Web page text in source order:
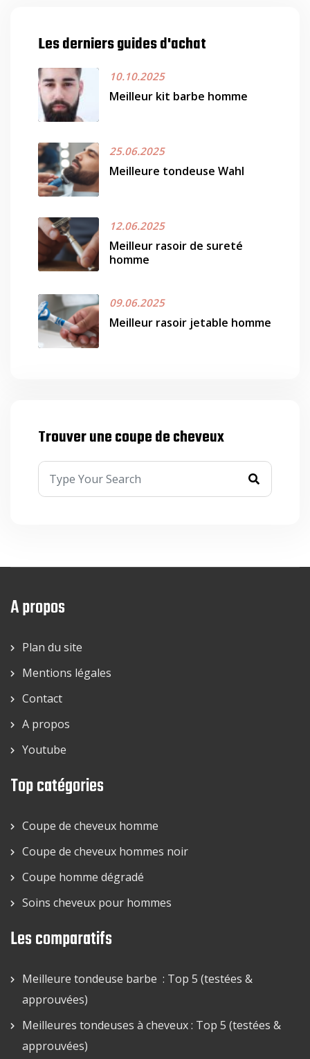
Les derniers guides d'achat
10.10.2025
Meilleur kit barbe homme
25.06.2025
Meilleure tondeuse Wahl
12.06.2025
Meilleur rasoir de sureté
homme
09.06.2025
Meilleur rasoir jetable homme
Trouver une coupe de cheveux
A propos
Plan du site
Mentions légales
Contact
A propos
Youtube
Top catégories
Coupe de cheveux homme
Coupe de cheveux hommes noir
Coupe homme dégradé
Soins cheveux pour hommes
Les comparatifs
Meilleure tondeuse barbe : Top 5 (testées &
approuvées)
Meilleures tondeuses à cheveux : Top 5 (testées &
approuvées)